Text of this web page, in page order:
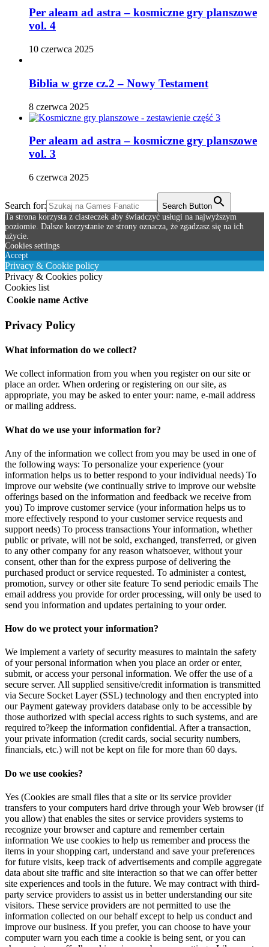
Per aleam ad astra – kosmiczne gry planszowe
vol. 4
10 czerwca 2025
Biblia w grze cz.2 – Nowy Testament
8 czerwca 2025
Per aleam ad astra – kosmiczne gry planszowe
vol. 3
6 czerwca 2025
Search for:
Search Button
Ta strona korzysta z ciasteczek aby świadczyć usługi na najwyższym
poziomie. Dalsze korzystanie ze strony oznacza, że zgadzasz się na ich
użycie.
Cookies settings
Accept
Privacy & Cookie policy
Privacy & Cookies policy
Cookies list
Cookie name Active
Privacy Policy
What information do we collect?
We collect information from you when you register on our site or
place an order. When ordering or registering on our site, as
appropriate, you may be asked to enter your: name, e-mail address
or mailing address.
What do we use your information for?
Any of the information we collect from you may be used in one of
the following ways: To personalize your experience (your
information helps us to better respond to your individual needs) To
improve our website (we continually strive to improve our website
offerings based on the information and feedback we receive from
you) To improve customer service (your information helps us to
more effectively respond to your customer service requests and
support needs) To process transactions Your information, whether
public or private, will not be sold, exchanged, transferred, or given
to any other company for any reason whatsoever, without your
consent, other than for the express purpose of delivering the
purchased product or service requested. To administer a contest,
promotion, survey or other site feature To send periodic emails The
email address you provide for order processing, will only be used to
send you information and updates pertaining to your order.
How do we protect your information?
We implement a variety of security measures to maintain the safety
of your personal information when you place an order or enter,
submit, or access your personal information. We offer the use of a
secure server. All supplied sensitive/credit information is transmitted
via Secure Socket Layer (SSL) technology and then encrypted into
our Payment gateway providers database only to be accessible by
those authorized with special access rights to such systems, and are
required to?keep the information confidential. After a transaction,
your private information (credit cards, social security numbers,
financials, etc.) will not be kept on file for more than 60 days.
Do we use cookies?
Yes (Cookies are small files that a site or its service provider
transfers to your computers hard drive through your Web browser (if
you allow) that enables the sites or service providers systems to
recognize your browser and capture and remember certain
information We use cookies to help us remember and process the
items in your shopping cart, understand and save your preferences
for future visits, keep track of advertisements and compile aggregate
data about site traffic and site interaction so that we can offer better
site experiences and tools in the future. We may contract with third-
party service providers to assist us in better understanding our site
visitors. These service providers are not permitted to use the
information collected on our behalf except to help us conduct and
improve our business. If you prefer, you can choose to have your
computer warn you each time a cookie is being sent, or you can